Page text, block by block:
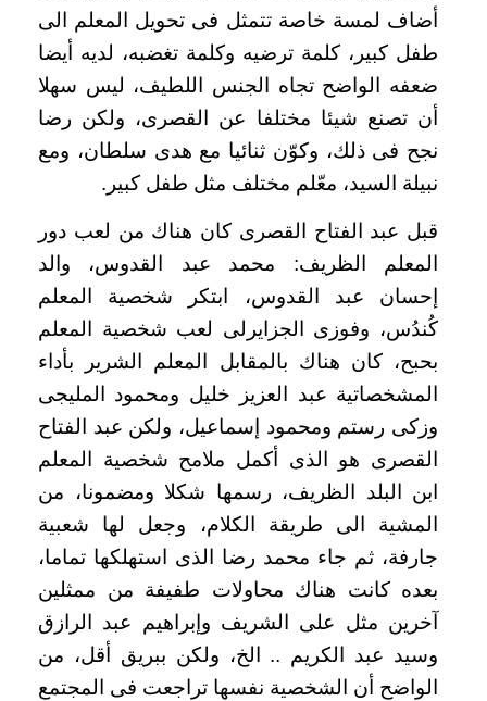
أضاف لمسة خاصة تتمثل فى تحويل المعلم الى
طفل كبير، كلمة ترضيه وكلمة تغضبه، لديه أيضا
ضعفه الواضح تجاه الجنس اللطيف، ليس سهلا
أن تصنع شيئا مختلفا عن القصرى، ولكن رضا
نجح فى ذلك، وكوّن ثنائيا مع هدى سلطان، ومع
نبيلة السيد، معّلم مختلف مثل طفل كبير.
قبل عبد الفتاح القصرى كان هناك من لعب دور
المعلم الظريف: محمد عبد القدوس، والد
إحسان عبد القدوس، ابتكر شخصية المعلم
كُندُس، وفوزى الجزايرلى لعب شخصية المعلم
بحبح، كان هناك بالمقابل المعلم الشرير بأداء
المشخصاتية عبد العزيز خليل ومحمود المليجى
وزكى رستم ومحمود إسماعيل، ولكن عبد الفتاح
القصرى هو الذى أكمل ملامح شخصية المعلم
ابن البلد الظريف، رسمها شكلا ومضمونا، من
المشية الى طريقة الكلام، وجعل لها شعبية
جارفة، ثم جاء محمد رضا الذى استهلكها تماما،
بعده كانت هناك محاولات طفيفة من ممثلين
آخرين مثل على الشريف وإبراهيم عبد الرازق
وسيد عبد الكريم .. الخ، ولكن ببريق أقل، من
الواضح أن الشخصية نفسها تراجعت فى المجتمع